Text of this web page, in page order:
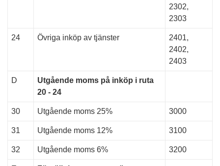
2302,
2303
24 Övriga inköp av tjänster
2401,
2402,
2403
D
Utgående moms på inköp i ruta
20 - 24
30 Utgående moms 25% 3000
31 Utgående moms 12% 3100
32 Utgående moms 6% 3200